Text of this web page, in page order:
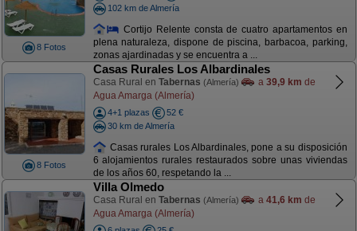
8 Fotos
102 km de Almería
Cortijo Relente consta de cuatro apartamentos en
plena naturaleza, dispone de piscina, barbacoa, parking,
zonas ajardinadas y se encuentra a ...
8 Fotos
Casas Rurales Los Albardinales
Casa Rural en Tabernas (Almería) a 39,9 km de
Agua Amarga (Almería)
4+1 plazas
52 €
30 km de Almería
Casas rurales Los Albardinales, pone a su disposición
6 alojamientos rurales restaurados sobre unas viviendas
de los años 60, respetando la ...
Villa Olmedo
Casa Rural en Tabernas (Almería) a 41,6 km de
Agua Amarga (Almería)